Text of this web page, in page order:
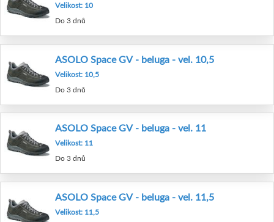
Velikost: 10
Do 3 dnů
ASOLO Space GV - beluga - vel. 10,5
Velikost: 10,5
Do 3 dnů
ASOLO Space GV - beluga - vel. 11
Velikost: 11
Do 3 dnů
ASOLO Space GV - beluga - vel. 11,5
Velikost: 11,5